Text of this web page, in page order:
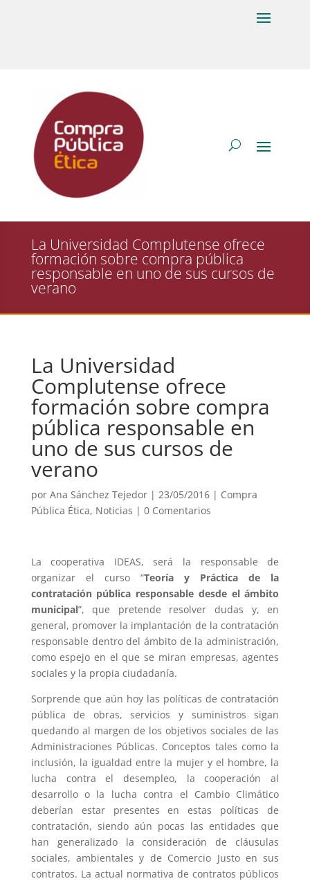
La Universidad Complutense ofrece
formación sobre compra pública
responsable en uno de sus cursos de
verano
La Universidad
Complutense ofrece
formación sobre compra
pública responsable en
uno de sus cursos de
verano
por Ana Sánchez Tejedor| 23/05/2016 | Compra
Pública Ética, Noticias | 0 Comentarios
La cooperativa IDEAS, será la responsable de
organizar el curso “Teoría y Práctica de la
contratación pública responsable desde el ámbito
municipal”, que pretende resolver dudas y, en
general, promover la implantación de la contratación
responsable dentro del ámbito de la administración,
como espejo en el que se miran empresas, agentes
sociales y la propia ciudadanía.
Sorprende que aún hoy las políticas de contratación
pública de obras, servicios y suministros sigan
quedando al margen de los objetivos sociales de las
Administraciones Públicas. Conceptos tales como la
inclusión, la igualdad entre la mujer y el hombre, la
lucha contra el desempleo, la cooperación al
desarrollo o la lucha contra el Cambio Climático
deberían estar presentes en estas políticas de
contratación, siendo aún pocas las entidades que
han generalizado la consideración de cláusulas
sociales, ambientales y de Comercio Justo en sus
contratos. La actual normativa de contratos públicos